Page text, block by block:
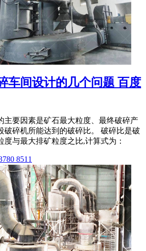
车间设计的几个问题 百度
主要因素是矿石最大粒度、最终破碎产
破碎机所能达到的破碎比。 破碎比是破
度与最大排矿粒度之比,计算式为：
8511